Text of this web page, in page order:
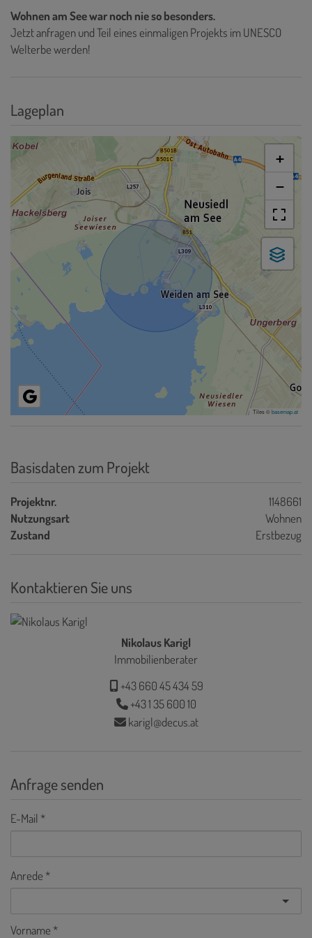
Wohnen am See war noch nie so besonders.
Jetzt anfragen und Teil eines einmaligen Projekts im UNESCO
Welterbe werden!
Lageplan
+
−
Tiles ©basemap.at
Basisdaten zum Projekt
Projektnr.
1148661
Nutzungsart
Wohnen
Zustand
Erstbezug
Kontaktieren Sie uns
Nikolaus Karigl
Immobilienberater
+43 660 45 434 59
+43 1 35 600 10
karigl@decus.at
Anfrage senden
E-Mail
Anrede
Vorname